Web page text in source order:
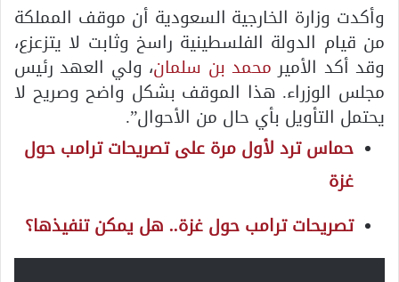
وأكدت وزارة الخارجية السعودية أن موقف المملكة
من قيام الدولة الفلسطينية راسخ وثابت لا يتزعزع،
وقد أكد الأمير محمد بن سلمان، ولي العهد رئيس
مجلس الوزراء. هذا الموقف بشكل واضح وصريح لا
يحتمل التأويل بأي حال من الأحوال”.
حماس ترد لأول مرة على تصريحات ترامب حول
غزة
تصريحات ترامب حول غزة.. هل يمكن تنفيذها؟